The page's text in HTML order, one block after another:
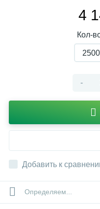
4
Кол-
-
Добавить к
Определяем...